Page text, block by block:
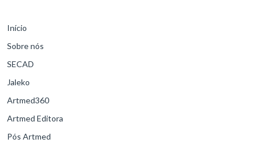
Início
Sobre nós
SECAD
Jaleko
Artmed360
Artmed Editora
Pós Artmed